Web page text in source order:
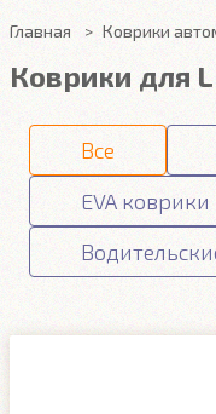
Главная Коврики
Коврики для
Все
EVA коврики